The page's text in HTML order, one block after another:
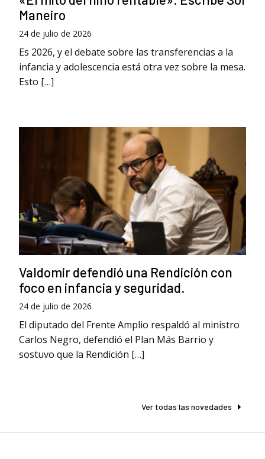
Maneiro
24 de julio de 2026
Es 2026, y el debate sobre las transferencias a la
infancia y adolescencia está otra vez sobre la mesa.
Esto […]
Valdomir defendió una Rendición con
foco en infancia y seguridad.
24 de julio de 2026
El diputado del Frente Amplio respaldó al ministro
Carlos Negro, defendió el Plan Más Barrio y
sostuvo que la Rendición […]
Ver todas las novedades